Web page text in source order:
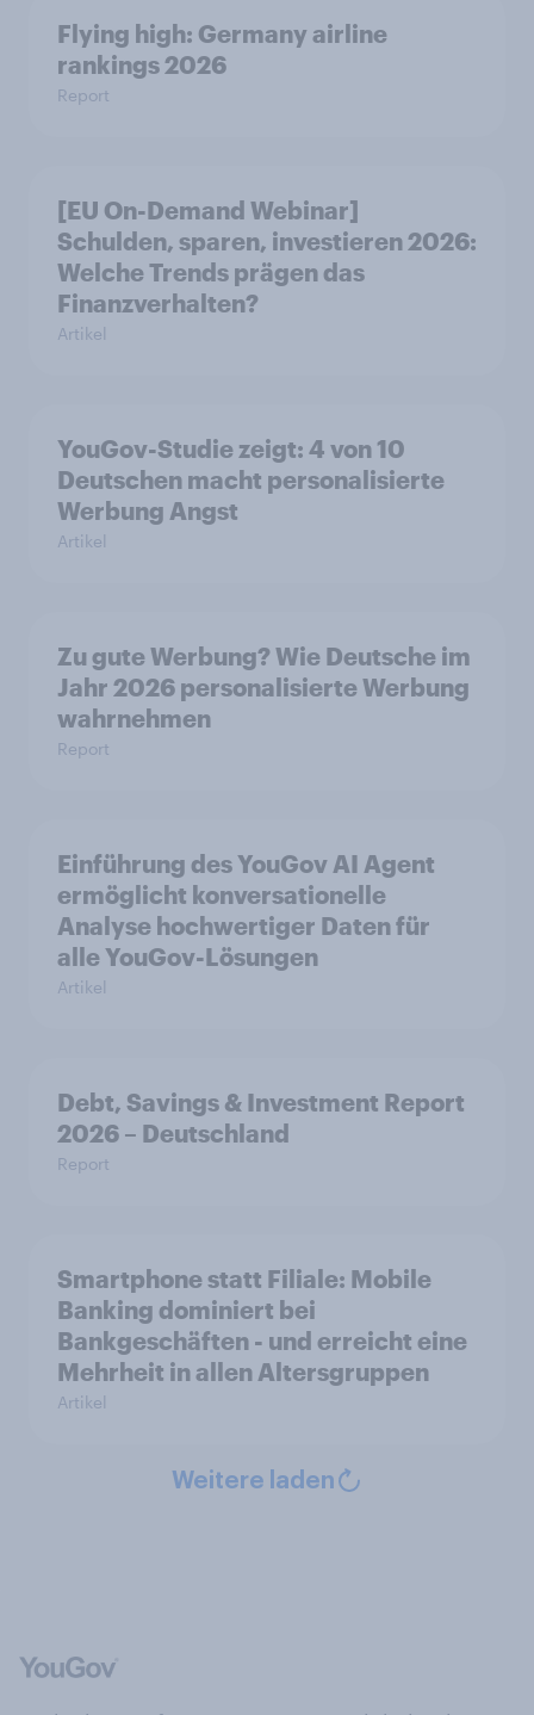
Flying high: Germany airline
rankings 2026
Report
[EU On-Demand Webinar]
Schulden, sparen, investieren 2026:
Welche Trends prägen das
Finanzverhalten?
Artikel
YouGov-Studie zeigt: 4 von 10
Deutschen macht personalisierte
Werbung Angst
Artikel
Zu gute Werbung? Wie Deutsche im
Jahr 2026 personalisierte Werbung
wahrnehmen
Report
Einführung des YouGov AI Agent
ermöglicht konversationelle
Analyse hochwertiger Daten für
alle YouGov-Lösungen
Artikel
Debt, Savings & Investment Report
2026 – Deutschland
Report
Smartphone statt Filiale: Mobile
Banking dominiert bei
Bankgeschäften - und erreicht eine
Mehrheit in allen Altersgruppen
Artikel
Weitere laden